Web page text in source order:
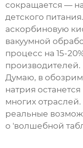
сокращается —
детского
аскорбиновую
вакуумной
процесс на 15-
производителей.
Думаю, в
натрия
многих
реальные
о 'волшебной